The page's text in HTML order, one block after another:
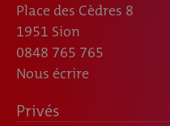
Place des Cèdres 8
1951 Sion
0848 765 765
Nous écrire
Privés